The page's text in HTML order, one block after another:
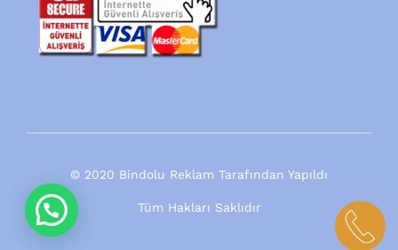
© 2020 Bindolu Reklam Tarafından Yapıldı
Tüm Hakları Saklıdır